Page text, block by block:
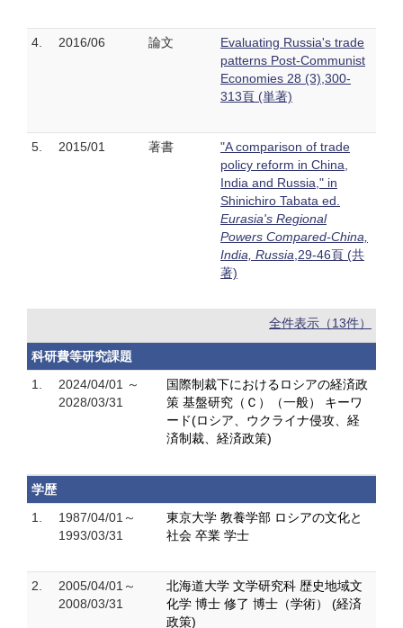
4. 2016/06 論文
Evaluating Russia's trade
patterns Post-Communist
Economies 28 (3),300-
313頁 (単著)
5. 2015/01 著書
"A comparison of trade
policy reform in China,
India and Russia," in
Shinichiro Tabata ed.
Eurasia's Regional
Powers Compared-China,
India, Russia ,29-46頁 (共
著)
全件表示（13件）
科研費等研究課題
1.
2024/04/01 ～
2028/03/31
国際制裁下におけるロシアの経済政
策 基盤研究（Ｃ）（一般） キーワ
ード(ロシア、ウクライナ侵攻、経
済制裁、経済政策)
学歴
1.
1987/04/01～
1993/03/31
東京大学 教養学部 ロシアの文化と
社会 卒業 学士
2.
2005/04/01～
2008/03/31
北海道大学 文学研究科 歴史地域文
化学 博士 修了 博士（学術） (経済
政策)